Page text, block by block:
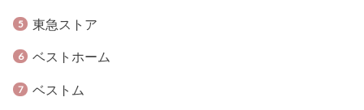
東急ストア
ベストホーム
ベストム